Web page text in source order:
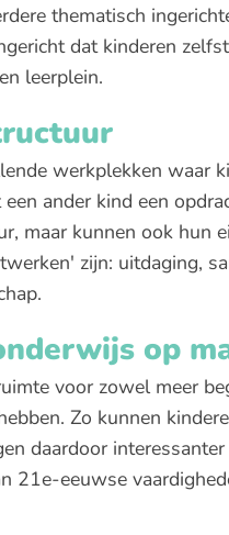
thematisch
dat kinderen
leerplein.
werkplekken waar
ander kind een
maar kunnen ook hun
zijn: uitdaging,
op
voor zowel meer
Zo kunnen
daardoor
21e-eeuwse